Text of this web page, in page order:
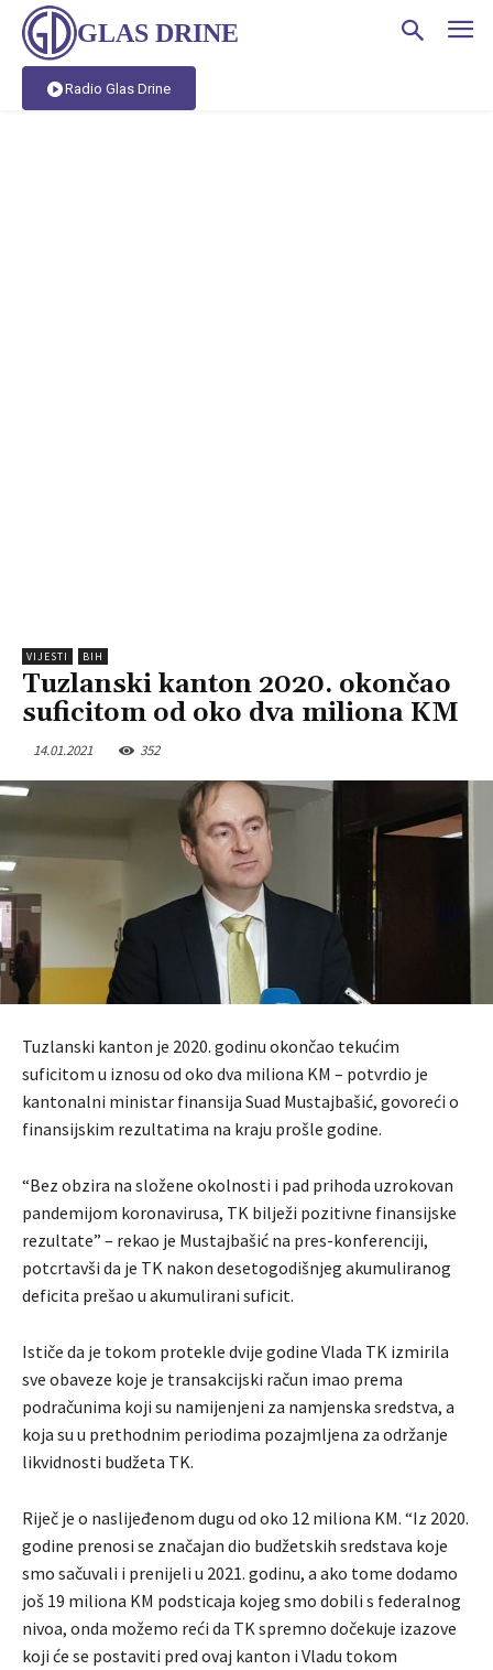
GLAS DRINE
Radio Glas Drine
VIJESTI BIH
Tuzlanski kanton 2020. okončao
suficitom od oko dva miliona KM
14.01.2021 352
Tuzlanski kanton je 2020. godinu okončao tekućim
suficitom u iznosu od oko dva miliona KM – potvrdio je
kantonalni ministar finansija Suad Mustajbašić, govoreći o
finansijskim rezultatima na kraju prošle godine.
“Bez obzira na složene okolnosti i pad prihoda uzrokovan
pandemijom koronavirusa, TK bilježi pozitivne finansijske
rezultate” – rekao je Mustajbašić na pres-konferenciji,
potcrtavši da je TK nakon desetogodišnjeg akumuliranog
deficita prešao u akumulirani suficit.
Ističe da je tokom protekle dvije godine Vlada TK izmirila
sve obaveze koje je transakcijski račun imao prema
podračunima koji su namijenjeni za namjenska sredstva, a
koja su u prethodnim periodima pozajmljena za održanje
likvidnosti budžeta TK.
Riječ je o naslijeđenom dugu od oko 12 miliona KM. “Iz 2020.
godine prenosi se značajan dio budžetskih sredstava koje
smo sačuvali i prenijeli u 2021. godinu, a ako tome dodamo
još 19 miliona KM podsticaja kojeg smo dobili s federalnog
nivoa, onda možemo reći da TK spremno dočekuje izazove
koji će se postaviti pred ovaj kanton i Vladu tokom